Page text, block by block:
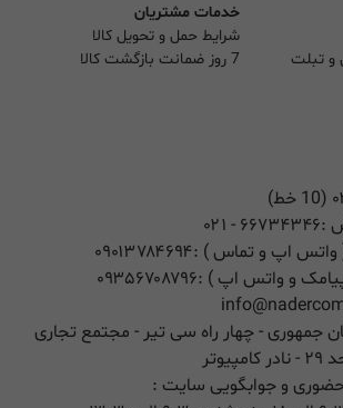
و تبلت
خدمات مشتریان
شرایط حمل و تحویل کالا
7 روز ضمانت بازگشت کالا
:۶۶۷۳۴۳۴۶ - ۰۲۱
واتس اپ و تماس ) :۰۹۰۱۳۷۸۴۶۹۴
و واتس اپ ) :۰۹۳۵۶۷۰۸۷۹۶
جمهوری - چهار راه سی تیر - مجتمع تجاری
و جوابگویی سایت :